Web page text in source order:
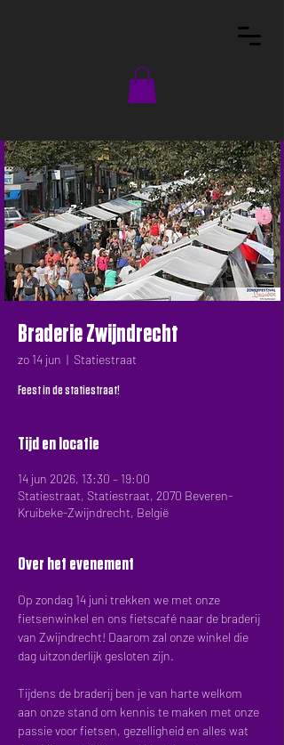
Braderie Zwijndrecht
zo 14 jun
  |
Statiestraat
Feest in de statiestraat!
Tijd en locatie
14 jun 2026, 13:30 – 19:00
Statiestraat, Statiestraat, 2070 Beveren-
Kruibeke-Zwijndrecht, België
Over het evenement
Op zondag 14 juni trekken we met onze
fietsenwinkel en ons fietscafé naar de braderij
van Zwijndrecht! Daarom zal onze winkel die
dag uitzonderlijk gesloten zijn.
Tijdens de braderij ben je van harte welkom
aan onze stand om kennis te maken met onze
passie voor fietsen, gezelligheid en alles wat